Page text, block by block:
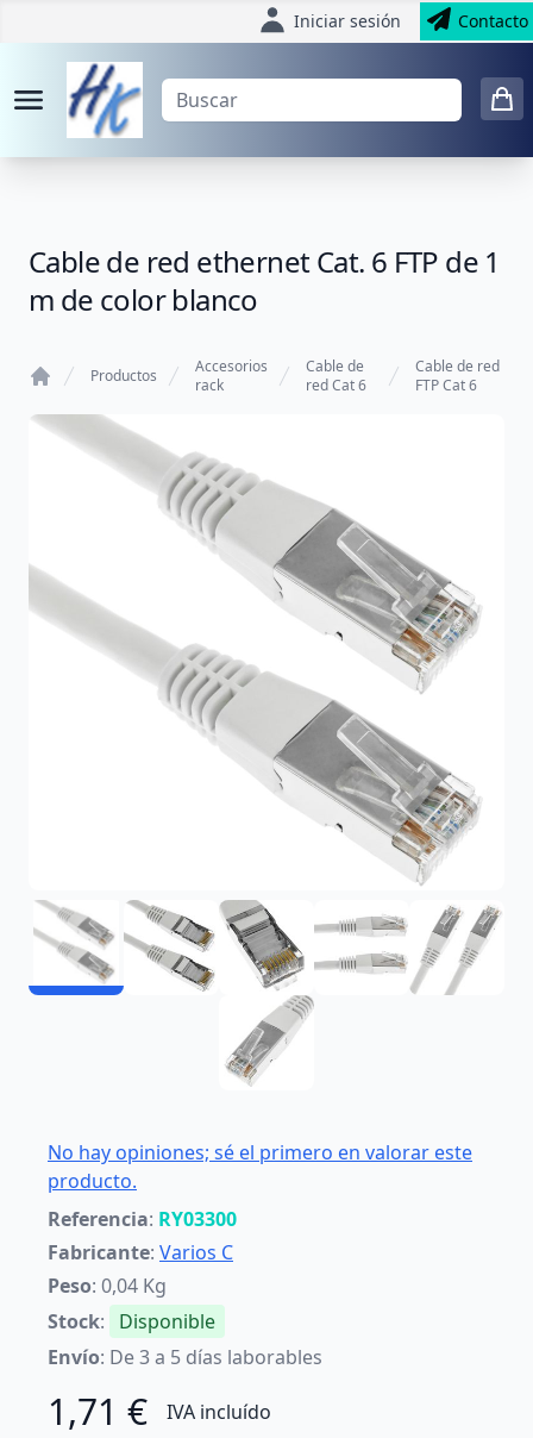
Iniciar sesión Contacto
Cable de red ethernet Cat. 6 FTP de 1
m de color blanco
Productos
Accesorios
rack
Cable de
red Cat 6
Cable de red
FTP Cat 6
No hay opiniones; sé el primero en valorar este
producto.
Referencia: RY03300
Fabricante: Varios C
Peso: 0,04 Kg
Stock:
Disponible
Envío: De 3 a 5 días laborables
1,71 € IVA incluído